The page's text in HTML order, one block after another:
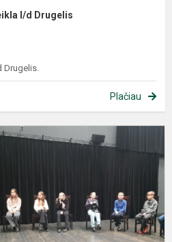
l/d Drugelis
Drugelis.
Plačiau